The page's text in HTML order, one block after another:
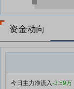
资金动向
今日主力净流入-3.59万